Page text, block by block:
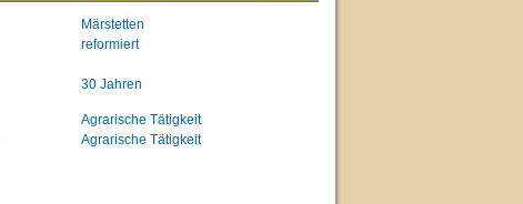
Märstetten
reformiert
30 Jahren
Agrarische Tätigkeit
Agrarische Tätigkeit